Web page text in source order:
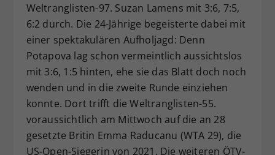
Weltranglisten-97. Suzan Lamens mit 3:6, 7:5,
6:2 durch. Die 24-Jährige begeisterte dabei mit
einer spektakulären Aufholjagd: Denn
Potapova lag schon vermeintlich aussichtslos
mit 3:6, 1:5 hinten, ehe sie das Blatt doch noch
wenden und in die zweite Runde einziehen
konnte. Dort trifft die Weltranglisten-55.
voraussichtlich am Mittwoch auf die an 28
gesetzte Britin Emma Raducanu (WTA 29), die
US-Open-Siegerin von 2021. Die weiteren ÖTV-